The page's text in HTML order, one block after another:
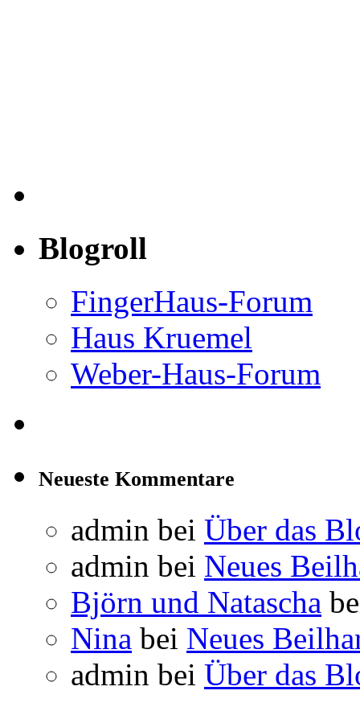
Blogroll
FingerHaus-Forum
Haus Kruemel
Weber-Haus-Forum
Neueste Kommentare
admin bei Über das
admin bei Neues
Björn und Natascha
Nina bei Neues
admin bei Über das